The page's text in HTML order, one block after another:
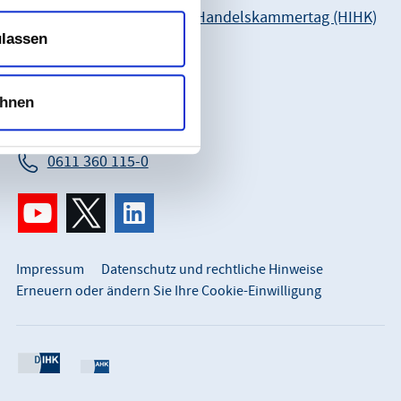
Hessischer Industrie- und Handelskammertag (HIHK)
Karl-Glässing-Straße 8
65183 Wiesbaden
So erreichen Sie uns:
info@hihk.de
0611 360 115-0
Impressum
Datenschutz und rechtliche Hinweise
Erneuern oder ändern Sie Ihre Cookie-Einwilligung